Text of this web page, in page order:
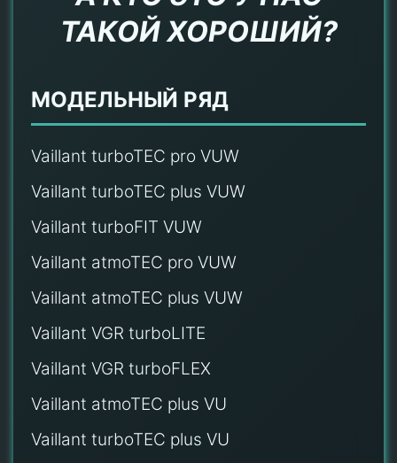
ТАКОЙ ХОРОШИЙ?
МОДЕЛЬНЫЙ РЯД
Vaillant turboTEC pro VUW
Vaillant turboTEC plus VUW
Vaillant turboFIT VUW
Vaillant atmoTEC pro VUW
Vaillant atmoTEC plus VUW
Vaillant VGR turboLITE
Vaillant VGR turboFLEX
Vaillant atmoTEC plus VU
Vaillant turboTEC plus VU